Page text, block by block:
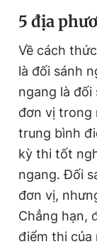
Đọc Thanh
Theo dõi báo trên
0906 645 777
5 địa
Về cách
là đối sánh
ngang là đối
đơn vị trong
trung bình
kỳ thi tốt
ngang. Đối
đơn vị,
Chẳng hạn,
điểm thi